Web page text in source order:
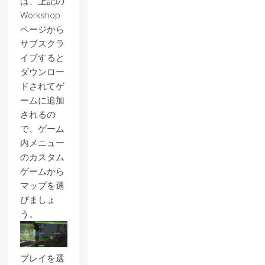
Workshop
ページから
サブスクラ
イブすると
ダウンロー
ドされてゲ
ームに追加
されるの
で、ゲーム
内メニュー
のカスタム
ゲームから
マップを選
びましょ
う。
プレイを選